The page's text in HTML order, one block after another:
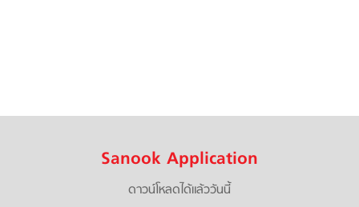
Sanook Application
ดาวน์โหลดได้แล้ววันนี้